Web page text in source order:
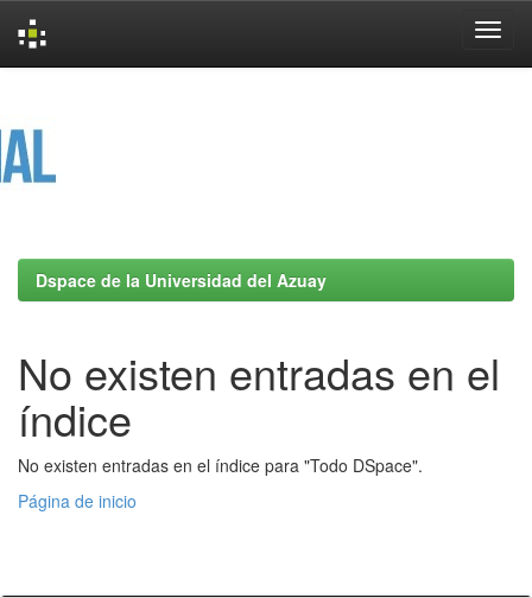
Dspace de la Universidad del Azuay
No existen entradas en el
índice
No existen entradas en el índice para "Todo DSpace".
Página de inicio